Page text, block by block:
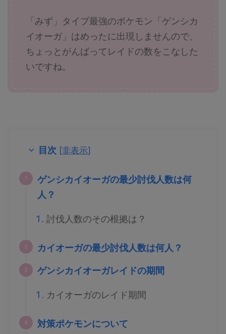
「みず」タイプ最強のポケモン「ゲンシカ
イオーガ」はめったに出現しませんので、
ちょっとがんばってレイドの数をこなした
いですね。
目次 [非表示]
ゲンシカイオーガの最少討伐人数は何
人？
討伐人数のその根拠は？
カイオーガの最少討伐人数は何人？
ゲンシカイオーガレイドの期間
カイオーガのレイド期間
対策ポケモンについて